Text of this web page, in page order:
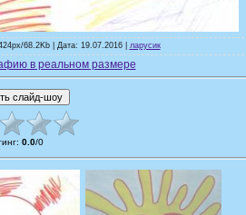
68.2Kb | Дата: 19.07.2016 | ларусик
в реальном размере
: 0.0/0